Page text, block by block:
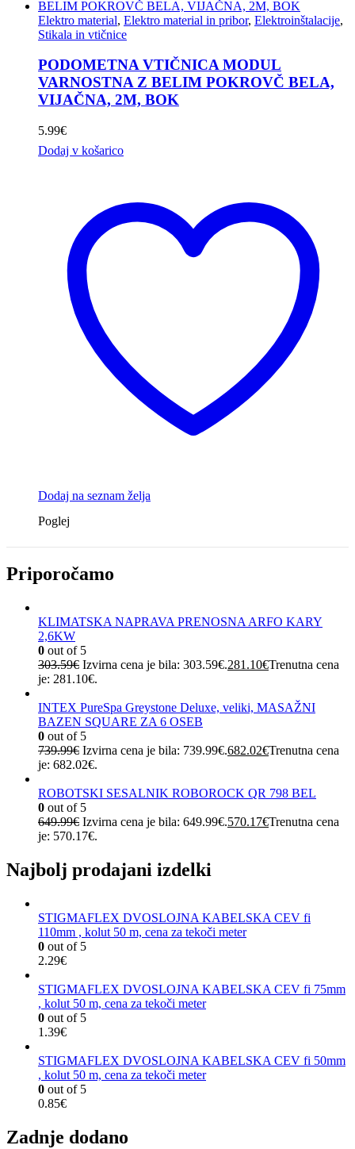
Elektro material, Elektro material in pribor, Elektroinštalacije,
Stikala in vtičnice
PODOMETNA VTIČNICA MODUL
VARNOSTNA Z BELIM POKROVČ BELA,
VIJAČNA, 2M, BOK
5.99€
Dodaj v košarico
Dodaj na seznam želja
Poglej
Priporočamo
KLIMATSKA NAPRAVA PRENOSNA ARFO KARY
2,6KW
0 out of 5
303.59€ Izvirna cena je bila: 303.59€.281.10€Trenutna cena
je: 281.10€.
INTEX PureSpa Greystone Deluxe, veliki, MASAŽNI
BAZEN SQUARE ZA 6 OSEB
0 out of 5
739.99€ Izvirna cena je bila: 739.99€.682.02€Trenutna cena
je: 682.02€.
ROBOTSKI SESALNIK ROBOROCK QR 798 BEL
0 out of 5
649.99€ Izvirna cena je bila: 649.99€.570.17€Trenutna cena
je: 570.17€.
Najbolj prodajani izdelki
STIGMAFLEX DVOSLOJNA KABELSKA CEV fi
110mm , kolut 50 m, cena za tekoči meter
0 out of 5
2.29€
STIGMAFLEX DVOSLOJNA KABELSKA CEV fi 75mm
, kolut 50 m, cena za tekoči meter
0 out of 5
1.39€
STIGMAFLEX DVOSLOJNA KABELSKA CEV fi 50mm
, kolut 50 m, cena za tekoči meter
0 out of 5
0.85€
Zadnje dodano